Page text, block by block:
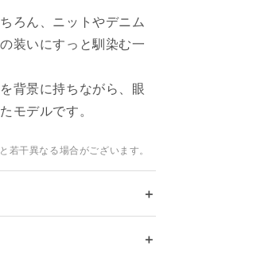
ろん、ニットやデニム
装いにすっと馴染む一
背景に持ちながら、眼
モデルです。
若干異なる場合がございます。
＋
＋